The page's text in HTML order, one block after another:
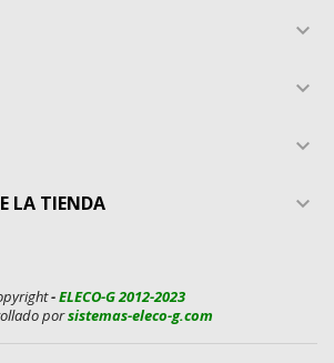



LA TIENDA 
-ELECO-G 2012-2023
porsistemas-eleco-g.com